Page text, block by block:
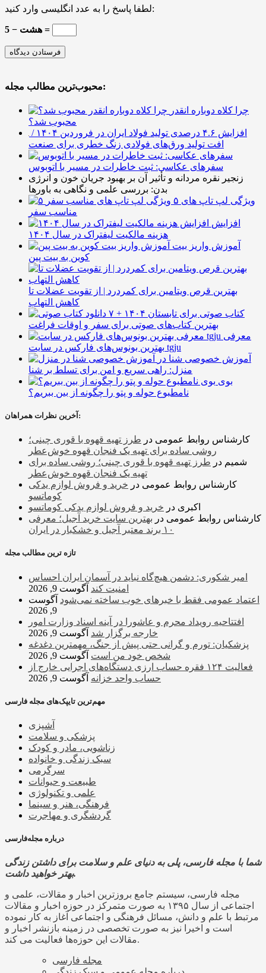
لطفا پاسخ را به عدد انگلیسی وارد کنید:
هشت − 5 =
محبوب‌ترین مطالب مجله:
چرا کلاه دوباره انقدر
محبوب شد؟
افزایش ۴.۶ درصدی تولید فولاد ایران در فروردین ۱۴۰۴ /
افت تولید ورق‌های فولادی زنگ خطری برای صنعت
سفرهای عکاسی: ثبت خاطرات در مسیر با اتوبوس
زنجیر نقره مردانه و تأثیر آن بر بهبود جریان خون و انرژی
بدن: بررسی علمی و نگاهی به باورها
۵ ویژگی لپ تاپ های
مناسب سفر
افزایش
هزینه مالکیت لیفتراک در سال ۱۴۰۴
آموزش واریز بیت
کوین به بیت پین
بهترین قرص ویتامین برای کمردرد | از تقویت عضلات تا
کاهش التهاب
۷ کتاب صوتی برای تابستان ۱۴۰۴ +
بهترین کتاب‌های صوتی برای سفر و اوقات فراغت
معرفی
بهترین بونوس‌های فارکس در سایت tgju
آموزش خصوصی شنا در
منزل: راهی سریع و امن برای تسلط بر شنا
بوی
نامطبوع حوله و پتو را چگونه از بین ببریم؟
آخرین نظرات همراهان:
کارشناس روابط عمومی در طرز تهیه قهوه با قوری چینی؛
روشی ساده برای تهیه یک فنجان قهوه خوش‌عطر
شمیم در طرز تهیه قهوه با قوری چینی؛ روشی ساده برای
تهیه یک فنجان قهوه خوش‌عطر
کارشناس روابط عمومی در خرید و فروش لوازم یدکی
کوماتسو
اکبری در خرید و فروش لوازم یدکی کوماتسو
کارشناس روابط عمومی در بهترین سایت خرید آجیل؛ معرفی
۱۰ برند معتبر آجیل و خشکبار در ایران
تازه ترین مطالب مجله
امیر شکوری: دشمن هیچ‌گاه نباید در آسمان ایران احساس
امنیت کند آگوست 9, 2026
اعتماد عمومی فقط با خبرهای خوب ساخته نمی‌شود آگوست
9, 2026
افتتاحیه رویداد محرم و عاشورا در آینه اسناد وزارت امور
خارجه برگزار شد آگوست 9, 2026
پزشکیان: تورم و گرانی حتی پیش از جنگ، مهمترین دغدغه
شخص خود من است آگوست 9, 2026
فعالیت ۱۲۴ فقره حساب ارزی دستگاه‌های اجرایی خارج از
حساب واحد خزانه آگوست 9, 2026
مهم‌ترین تایپک‌های مجله فارسی
آشپزی
پزشکی و سلامت
زناشویی، مادر و کودک
سبک زندگی و خانواده
سرگرمی
طبیعت و حیوانات
علمی و تکنولوژی
فرهنگی، هنر و سینما
گردشگری و مهاجرت
درباره مجله‌فارسی
شما با مجله فارسی، پلی به دنیای علم و سلامت برای داشتن زندگی
بهتر خواهید داشت.
مجله فارسی، سیستم جامع بروزترین اخبار و مقالات، علمی و
اجتماعی از سال ۱۳۹۵ به صورت متمرکز در حوزه اخبار و مقالات
مرتبط با علم و دانش، مسائل فرهنگی و اجتماعی آغاز به کار نموده
است و اخیرا نیز به صورت تخصصی در زمینه بازنشر اخبار و
مقالات این حوزه‌ها فعالیت می کند.
مجله فارسی